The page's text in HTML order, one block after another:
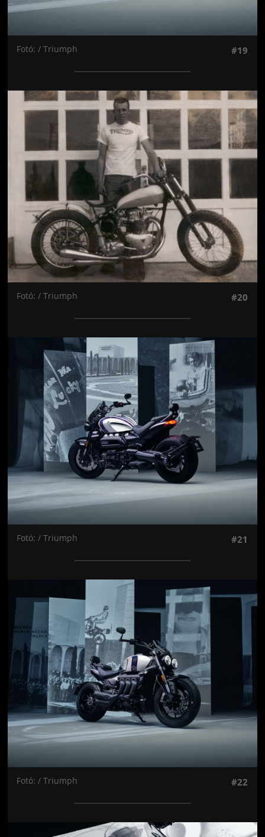
Fotó: / Triumph #19
Jön még kép!
Fotó: / Triumph #20
Jön még kép!
Fotó: / Triumph #21
Jön még kép!
Fotó: / Triumph #22